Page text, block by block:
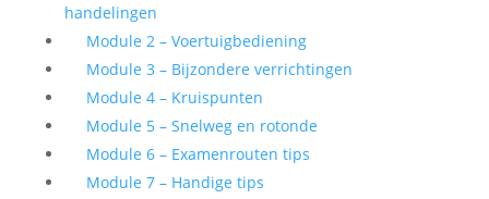
handelingen
Module 2 – Voertuigbediening
Module 3 – Bijzondere verrichtingen
Module 4 – Kruispunten
Module 5 – Snelweg en rotonde
Module 6 – Examenrouten tips
Module 7 – Handige tips